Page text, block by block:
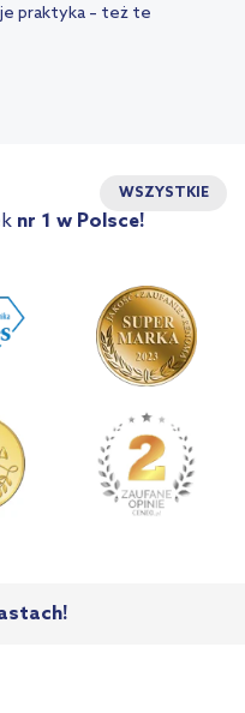
praktyka – też te
WSZYSTKIE
nr 1 w Polsce!